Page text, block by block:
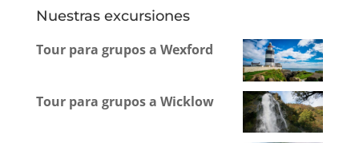
Nuestras excursiones
Tour para grupos a Wexford
Tour para grupos a Wicklow